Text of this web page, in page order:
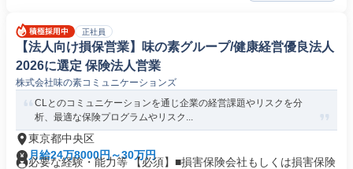
正社員
【法人向け損保営業】味の素グループ/健康経営優良法人
2026に選定 保険法人営業
株式会社味の素コミュニケーションズ
CLとのコミュニケーションを通じ企業の経営課題やリスクを分
析、最適な保険プログラムやリスク...
東京都中央区
月給24万8000円～30万円
必要な経験・能力等 【必須】■損害保険会社もしくは損害保険